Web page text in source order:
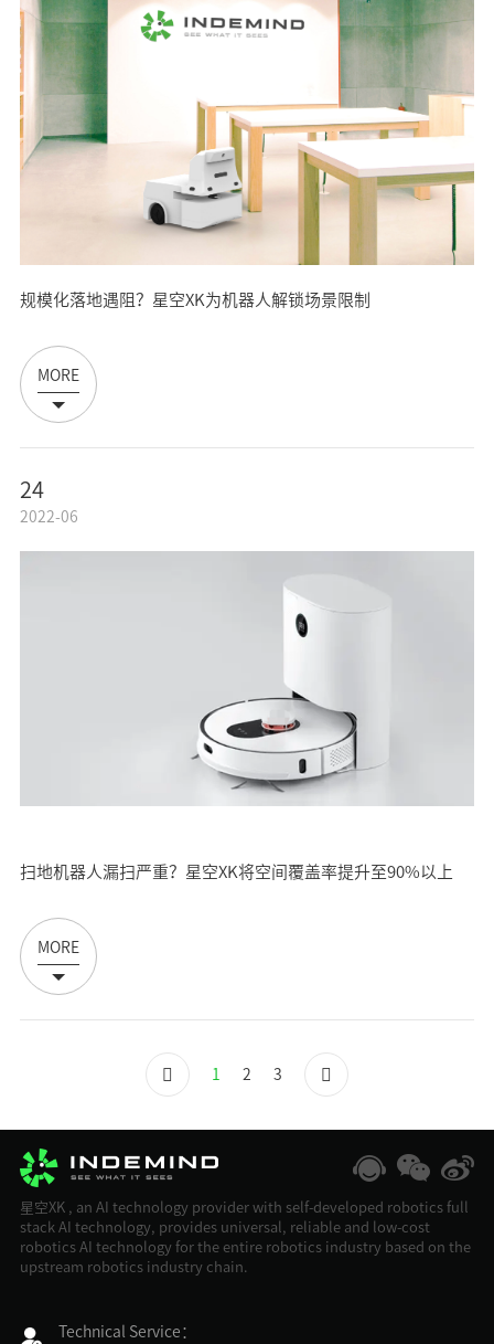
规模化落地遇阻？星空XK为机器人解锁场景限制
MORE
24
2022-06
扫地机器人漏扫严重？星空XK将空间覆盖率提升至90%以上
MORE
1 2 3
星空XK , an AI technology provider with self-developed robotics full
stack AI technology, provides universal, reliable and low-cost
robotics AI technology for the entire robotics industry based on the
upstream robotics industry chain.
Technical Service：